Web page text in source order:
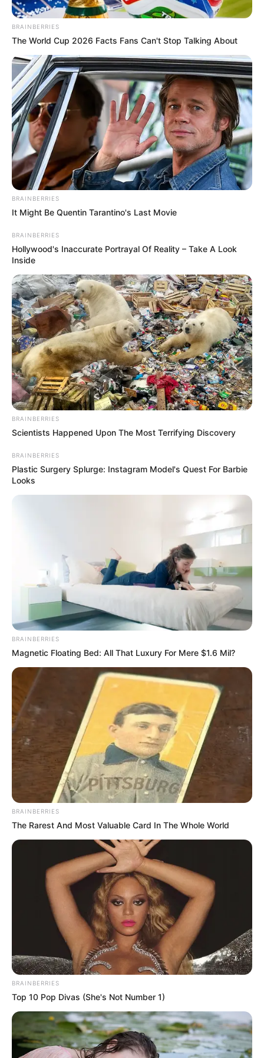
Posted
in
Friss hírek
Fájó szomorú szívvel kell
tudatnunk, hogy Szabó Éva
tegnap visszaadta a lelkét a
teremtőnek
by Szerző October 25, 2025
Szabó Évára emlékezünk – egy ápolóra, aki egész
életét mások gyógyításának szentelte 💔
BRAINBERRIES
The World Cup 2026 Facts Fans Can't Stop Talking About
BRAINBERRIES
It Might Be Quentin Tarantino's Last Movie
BRAINBERRIES
Hollywood's Inaccurate Portrayal Of Reality – Take A Look
Inside
BRAINBERRIES
Scientists Happened Upon The Most Terrifying Discovery
BRAINBERRIES
Plastic Surgery Splurge: Instagram Model's Quest For Barbie
Looks
BRAINBERRIES
Magnetic Floating Bed: All That Luxury For Mere $1.6 Mil?
BRAINBERRIES
The Rarest And Most Valuable Card In The Whole World
BRAINBERRIES
Top 10 Pop Divas (She's Not Number 1)